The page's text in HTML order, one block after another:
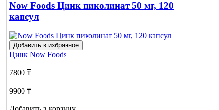
Now Foods Цинк пиколинат 50 мг, 120
капсул
Добавить в избранное
Цинк Now Foods
7800 ₸
9900 ₸
Добавить в корзину